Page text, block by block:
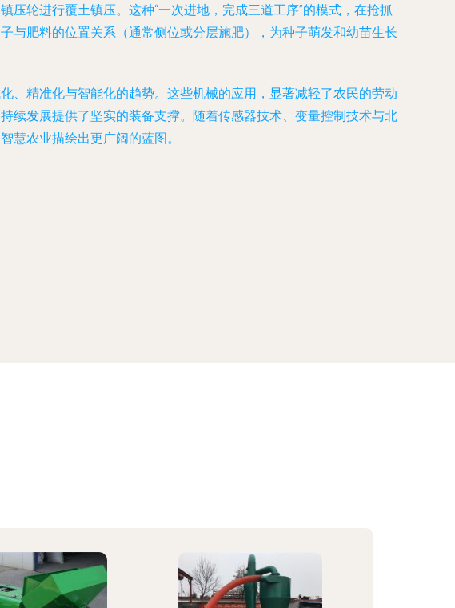
轮进行覆土镇压。这种“一次进地，完成三道工序”的模式，在抢抓
与肥料的位置关系（通常侧位或分层施肥），为种子萌发和幼苗生长
、精准化与智能化的趋势。这些机械的应用，显著减轻了农民的劳动
续发展提供了坚实的装备支撑。随着传感器技术、变量控制技术与北
慧农业描绘出更广阔的蓝图。